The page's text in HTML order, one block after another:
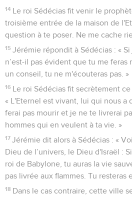
14 Le roi Sédécias fit venir le
troisième entrée de la maison de
question à te poser. Ne me cache
15 Jérémie répondit à Sédécias : «
n’est-il pas évident que tu me feras
un conseil, tu ne m'écouteras pas. »
16 Le roi Sédécias fit secrètement
« L'Eternel est vivant, lui qui nous a
ferai pas mourir et je ne te livrerai
hommes qui en veulent à ta vie. »
17 Jérémie dit alors à Sédécias : «
Dieu de l’univers, le Dieu d'Israël :
roi de Babylone, tu auras la vie
pas livrée aux flammes. Tu resteras
18 Dans le cas contraire, cette ville